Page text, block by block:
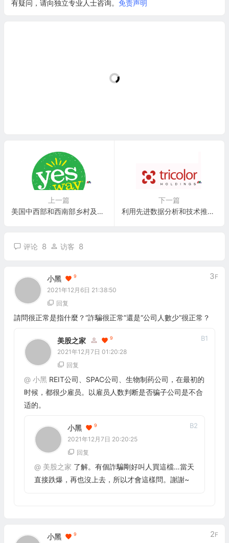
有疑问，请向独立专业人士咨询。 免责声明
上一篇
美国中西部和西南部乡村及郊区便利店运营商：Yesway, Inc.(YSWY)
下一篇
利用先进数据分析和技术推进普惠金融的公司：Tricolor Holdings, Inc.
评论 8 访客 8
小黑 9
2021年12月6日 21:38:50
3F
回复
請問很正常是指什麼？“詐騙很正常”還是“公司人數少”很正常？
美股之家 9
2021年12月7日 01:20:28
B1
回复
@ 小黑REIT公司、SPAC公司、生物制药公司，在最初的
时候，都很少雇员。以雇员人数判断是否骗子公司是不合
适的。
小黑 9
2021年12月7日 20:20:25
B2
回复
@ 美股之家 了解。有個詐騙剛好叫人買這檔…當天
直接跌爆，再也沒上去，所以才會這樣問。謝謝~
小黑 9 2F